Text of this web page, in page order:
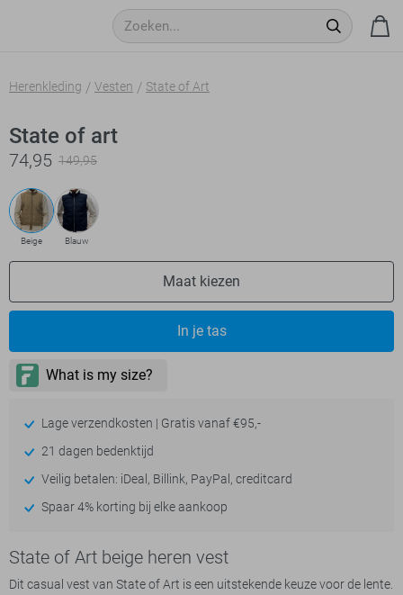
Herenkleding Vesten State of Art
State of art
74,95 149,95
Beige Blauw
Maat kiezen
In je tas
Lage verzendkosten | Gratis vanaf €95,-
21 dagen bedenktijd
Veilig betalen: iDeal, Billink, PayPal, creditcard
Spaar 4% korting bij elke aankoop
State of Art beige heren vest
Dit casual vest van State of Art is een uitstekende keuze voor de lente.